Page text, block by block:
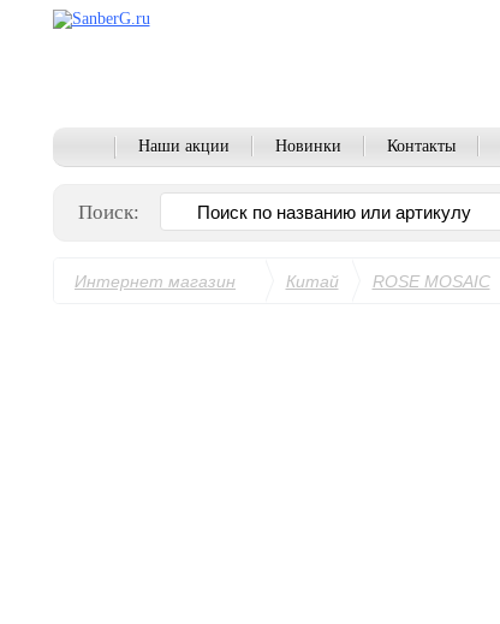
Наши акции Новинки Контакты
Поиск:
Интернет магазин Китай ROSE MOSAIC